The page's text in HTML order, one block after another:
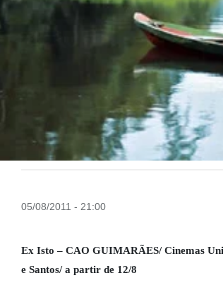
05/08/2011 - 21:00
Ex Isto – CAO GUIMARÃES/ Cinemas
e Santos/ a partir de 12/8